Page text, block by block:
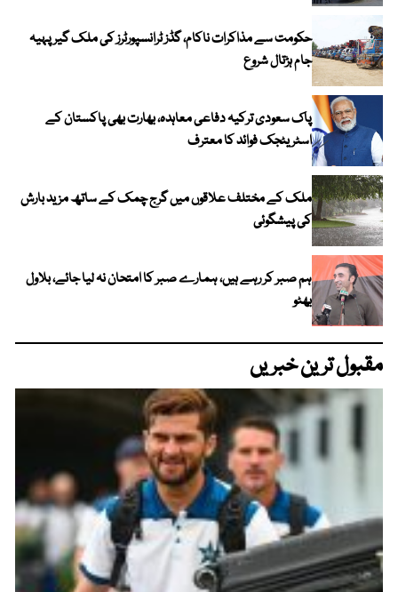
حکومت سے مذاکرات ناکام، گڈز ٹرانسپورٹرز کی ملک گیر پہیہ
جام ہڑتال شروع
پاک سعودی ترکیہ دفاعی معاہدہ، بھارت بھی پاکستان کے
اسٹریٹجک فوائد کا معترف
ملک کے مختلف علاقوں میں گرج چمک کے ساتھ مزید بارش
کی پیشگوئی
ہم صبر کر رہے ہیں، ہمارے صبر کا امتحان نہ لیا جائے، بلاول
بھٹو
مقبول ترین خبریں